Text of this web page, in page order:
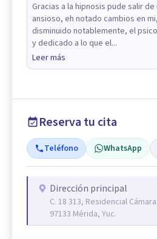
Gracias a la hipnosis pude salir
ansioso, eh notado cambios en
disminuido notablemente, el
y dedicado a lo que el...
Leer más
Reserva tu cita
Teléfono WhatsApp
Dirección principal
C. 18 313, Residencial
97133 Mérida, Yuc.